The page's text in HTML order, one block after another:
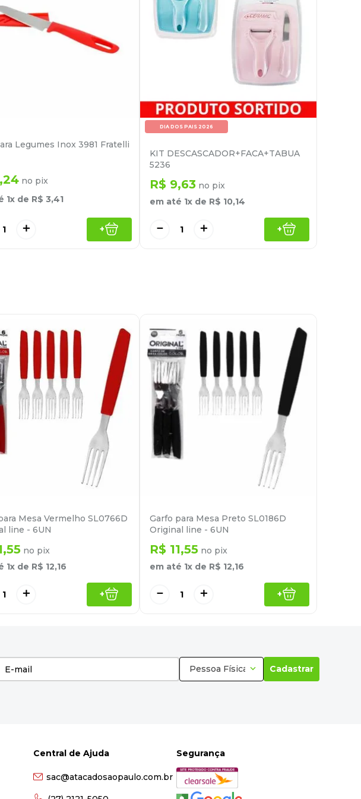
Legumes Inox 3981 Fratelli
,24 no pix
1x de R$ 3,41
＋ +
DIA DOS PAIS 2026
KIT DESCASCADOR+FACA+TABUA
5236
R$ 9,63 no pix
em até 1x de R$ 10,14
＋
－ +
Mesa Vermelho SL0766D
line - 6UN
,55 no pix
1x de R$ 12,16
＋ +
Garfo para Mesa Preto SL0186D
Original line - 6UN
R$ 11,55 no pix
em até 1x de R$ 12,16
＋
－ +
Pessoa Física Cadastrar
Central de Ajuda
sac@atacadosaopaulo.com.br
Segurança